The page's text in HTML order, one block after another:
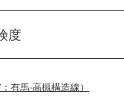
度
有馬-高槻構造線）